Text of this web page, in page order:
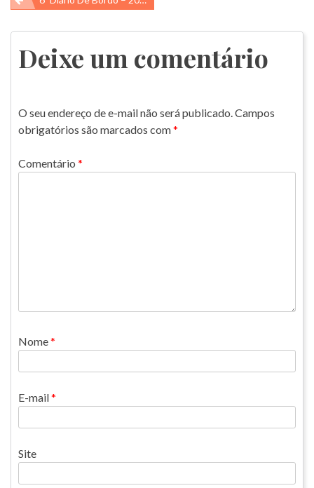
de
Post
Deixe um comentário
O seu endereço de e-mail não será publicado.Campos
obrigatórios são marcados com*
Comentário *
Nome*
E-mail*
Site